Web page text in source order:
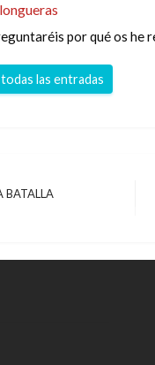
por qué os he
las entradas
BATALLA